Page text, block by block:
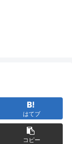
はてブ
コピー